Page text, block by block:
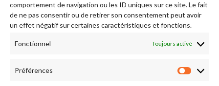
comportement de navigation ou les ID uniques sur ce site. Le fait
de ne pas consentir ou de retirer son consentement peut avoir
un effet négatif sur certaines caractéristiques et fonctions.
Fonctionnel Toujours activé
Préférences